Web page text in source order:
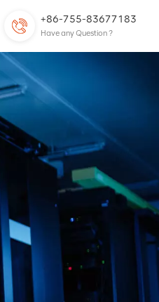
+86-755-83677183
Have any Question ?